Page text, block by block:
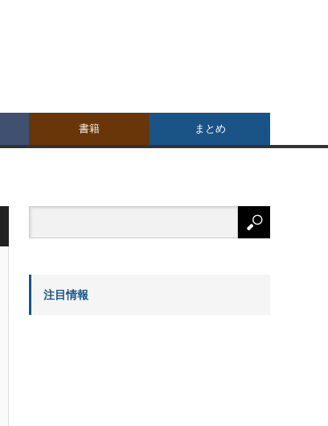
書籍 まとめ
注目情報